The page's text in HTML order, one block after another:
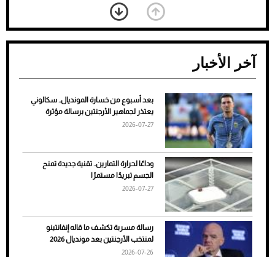
ضعف تبريد مكيف السيارة عند الوقوف.. أشهر
الأسباب والحلول
آخر الأخبار
بعد أسبوع من خسارة المونديال.. سكالوني
يعتذر لجماهير الأرجنتين برسالة مؤثرة
2026-07-27
وداعًا لحرارة التمارين.. تقنية جديدة تمنح
الجسم تبريدًا مستمرًا
2026-07-27
رسالة مسربة تكشف ما قاله إنفانتينو
لمنتخب الأرجنتين بعد مونديال 2026
2026-07-26